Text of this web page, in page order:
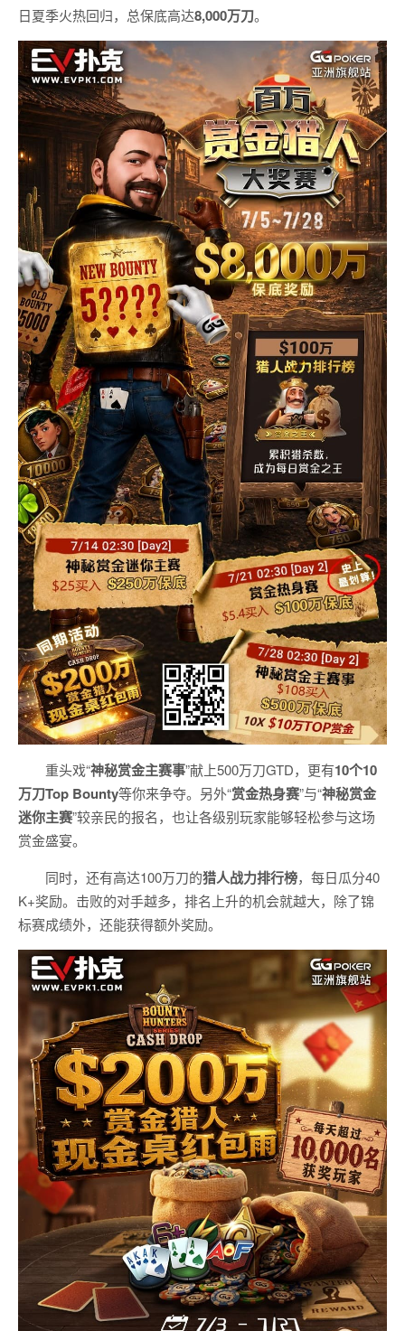
日夏季火热回归，总保底高达8,000万刀。
重头戏“神秘赏金主赛事”献上500万刀GTD，更有10个10
万刀Top Bounty等你来争夺。另外“赏金热身赛”与“神秘赏金
迷你主赛”较亲民的报名，也让各级别玩家能够轻松参与这场
赏金盛宴。
同时，还有高达100万刀的猎人战力排行榜，每日瓜分40
K+奖励。击败的对手越多，排名上升的机会就越大，除了锦
标赛成绩外，还能获得额外奖励。